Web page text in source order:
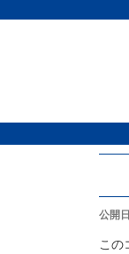
公開
この